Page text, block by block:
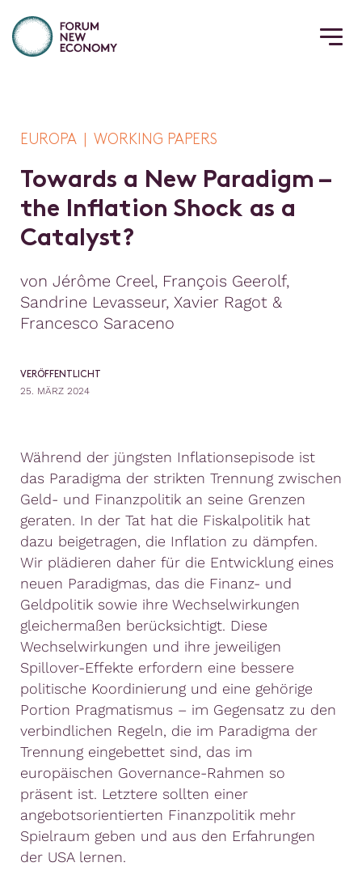
EUROPA | WORKING PAPERS
Towards a New Paradigm –
the Infation Shock as a
Catalyst?
von Jérôme Creel, François Geerolf,
Sandrine Levasseur, Xavier Ragot &
Francesco Saraceno
VERÖFFENTLICHT
25. MÄRZ 2024
Während der jüngsten Inflationsepisode ist
das Paradigma der strikten Trennung zwischen
Geld- und Finanzpolitik an seine Grenzen
geraten. In der Tat hat die Fiskalpolitik hat
dazu beigetragen, die Inflation zu dämpfen.
Wir plädieren daher für die Entwicklung eines
neuen Paradigmas, das die Finanz- und
Geldpolitik sowie ihre Wechselwirkungen
gleichermaßen berücksichtigt. Diese
Wechselwirkungen und ihre jeweiligen
Spillover-Effekte erfordern eine bessere
politische Koordinierung und eine gehörige
Portion Pragmatismus – im Gegensatz zu den
verbindlichen Regeln, die im Paradigma der
Trennung eingebettet sind, das im
europäischen Governance-Rahmen so
präsent ist. Letztere sollten einer
angebotsorientierten Finanzpolitik mehr
Spielraum geben und aus den Erfahrungen
der USA lernen.